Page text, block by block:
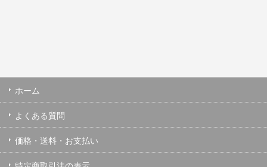
ホーム
よくある質問
価格・送料・お支払い